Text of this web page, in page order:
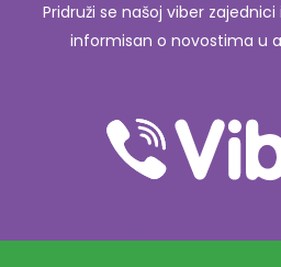
Pridruži se našoj viber
informisan o novostima u